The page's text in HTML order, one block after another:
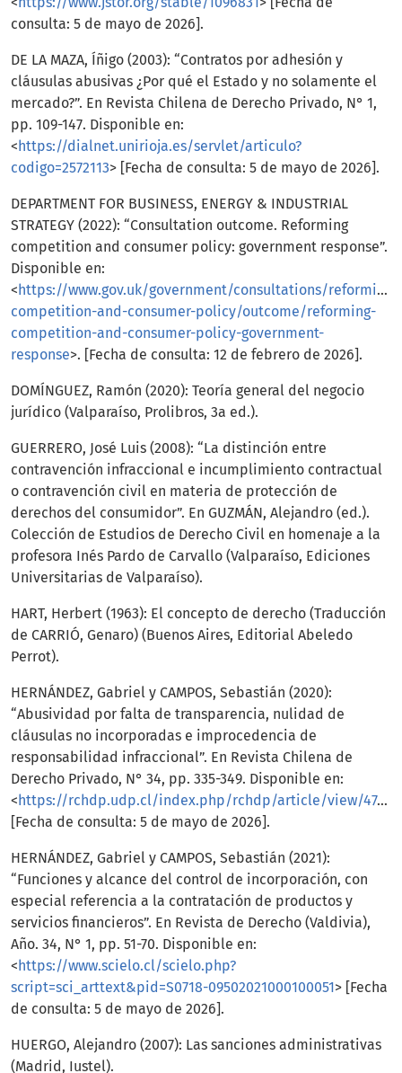
consulta: 5 de mayo de 2026].
DE LA MAZA, Íñigo (2003): “Contratos por adhesión y
cláusulas abusivas ¿Por qué el Estado y no solamente el
mercado?”. En Revista Chilena de Derecho Privado, N° 1,
pp. 109-147. Disponible en:
< https://dialnet.unirioja.es/servlet/articulo?
codigo=2572113> [Fecha de consulta: 5 de mayo de 2026].
DEPARTMENT FOR BUSINESS, ENERGY & INDUSTRIAL
STRATEGY (2022): “Consultation outcome. Reforming
competition and consumer policy: government response”.
Disponible en:
< https://www.gov.uk/government/consultations/reforming-
competition-and-consumer-policy/outcome/reforming-
competition-and-consumer-policy-government-
response>. [Fecha de consulta: 12 de febrero de 2026].
DOMÍNGUEZ, Ramón (2020): Teoría general del negocio
jurídico (Valparaíso, Prolibros, 3a ed.).
GUERRERO, José Luis (2008): “La distinción entre
contravención infraccional e incumplimiento contractual
o contravención civil en materia de protección de
derechos del consumidor”. En GUZMÁN, Alejandro (ed.).
Colección de Estudios de Derecho Civil en homenaje a la
profesora Inés Pardo de Carvallo (Valparaíso, Ediciones
Universitarias de Valparaíso).
HART, Herbert (1963): El concepto de derecho (Traducción
de CARRIÓ, Genaro) (Buenos Aires, Editorial Abeledo
Perrot).
HERNÁNDEZ, Gabriel y CAMPOS, Sebastián (2020):
“Abusividad por falta de transparencia, nulidad de
cláusulas no incorporadas e improcedencia de
responsabilidad infraccional”. En Revista Chilena de
Derecho Privado, N° 34, pp. 335-349. Disponible en:
< https://rchdp.udp.cl/index.php/rchdp/article/view/474 >
[Fecha de consulta: 5 de mayo de 2026].
HERNÁNDEZ, Gabriel y CAMPOS, Sebastián (2021):
“Funciones y alcance del control de incorporación, con
especial referencia a la contratación de productos y
servicios financieros”. En Revista de Derecho (Valdivia),
Año. 34, N° 1, pp. 51-70. Disponible en:
< https://www.scielo.cl/scielo.php?
script=sci_arttext&pid=S0718-09502021000100051> [Fecha
de consulta: 5 de mayo de 2026].
HUERGO, Alejandro (2007): Las sanciones administrativas
(Madrid, Iustel).